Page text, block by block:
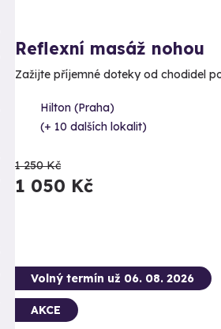
Reflexní masáž nohou
Zažijte příjemné doteky od chodidel
Hilton (Praha)
(+ 10 dalších lokalit)
1 250 Kč
1 050 Kč
Volný termín už 06. 08. 2026
AKCE